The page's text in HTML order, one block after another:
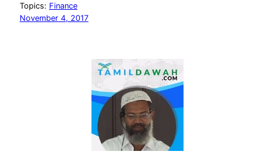
Topics: Finance
November 4, 2017